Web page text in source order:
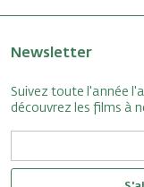
Newsletter
Suivez toute l'année
découvrez les films à